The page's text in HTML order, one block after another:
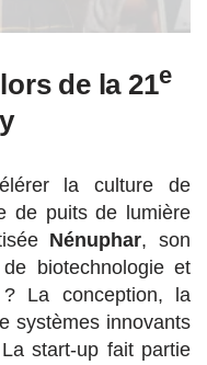
de la 21e
la culture de
de puits de lumière
Nénuphar, son
biotechnologie et
? La conception, la
systèmes innovants
start-up fait partie